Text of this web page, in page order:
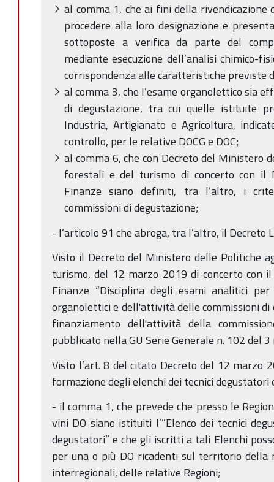
al comma 1, che ai fini della rivendicazione
procedere alla loro designazione e
sottoposte a verifica da parte del
mediante esecuzione dell’analisi chimico-
corrispondenza alle caratteristiche previste
al comma 3, che l’esame organolettico sia
di degustazione, tra cui quelle istituite
Industria, Artigianato e Agricoltura,
controllo, per le relative DOCG e DOC;
al comma 6, che con Decreto del Ministero
forestali e del turismo di concerto con il
Finanze siano definiti, tra l’altro, i
commissioni di degustazione;
- l’articolo 91 che abroga, tra l’altro, il
Visto il Decreto del Ministero delle Politiche
turismo, del 12 marzo 2019 di concerto con
Finanze “Disciplina degli esami analitici
organolettici e dell'attività delle commissioni di
finanziamento dell'attività della
pubblicato nella GU Serie Generale n. 102 del
Visto l’art. 8 del citato Decreto del 12 marzo
formazione degli elenchi dei tecnici
- il comma 1, che prevede che presso le
vini DO siano istituiti l’”Elenco dei tecnici
degustatori” e che gli iscritti a tali Elenchi
per una o più DO ricadenti sul territorio della
interregionali, delle relative Regioni;